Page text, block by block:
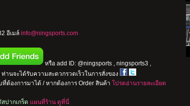
อีเมล์ info@ningsports.com
หรือ add ID: @ningsports , ningsports3 ,
านจะได้รับความสะดวกรวดเร็วในการสั่งของ
ต้องการมาได้ / หากต้องการ Order สินค้า โปรดอ่านรายละเอียด
ปากเกร็ด แผนที่ร้าน ดูที่นี่